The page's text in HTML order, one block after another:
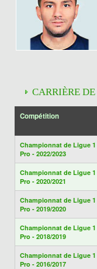
CARRIÈRE DE
Compétition
Championnat de Ligue 1
Pro - 2022/2023
Championnat de Ligue 1
Pro - 2020/2021
Championnat de Ligue 1
Pro - 2019/2020
Championnat de Ligue 1
Pro - 2018/2019
Championnat de Ligue 1
Pro - 2016/2017